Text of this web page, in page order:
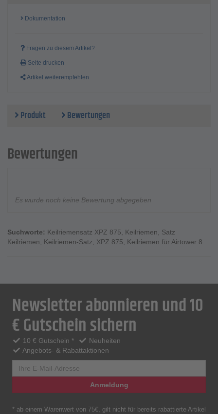
Dokumentation
Fragen zu diesem Artikel?
Seite drucken
Artikel weiterempfehlen
Produkt Bewertungen
Bewertungen
Es wurde noch keine Bewertung abgegeben
Suchworte: Keilriemensatz XPZ 875, Keilriemen, Satz
Keilriemen, Keilriemen-Satz, XPZ 875, Keilriemen für Airtower 8
Newsletter abonnieren und 10
€ Gutschein sichern
10 € Gutschein *
Neuheiten
Angebots- & Rabattaktionen
Anmeldung
* ab einem Warenwert von 75€, gilt nicht für bereits rabattierte Artikel